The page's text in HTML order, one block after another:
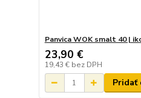
Panvica WOK smalt 40 |
23,90 €
19,43 € bez DPH
Pridať